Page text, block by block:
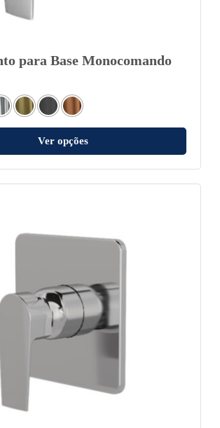
para Base Monocomando
Ver opções